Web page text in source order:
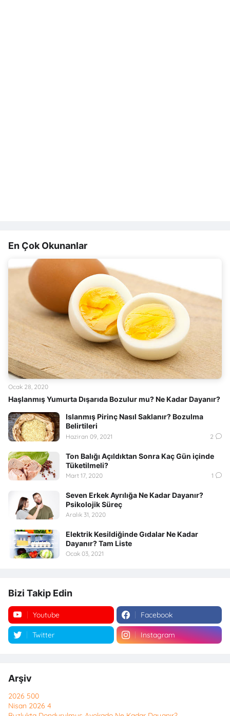
En Çok Okunanlar
Haşlanmış Yumurta Dışarıda Bozulur mu? Ne Kadar Dayanır?
Ocak 28, 2020
Islanmış Pirinç Nasıl Saklanır? Bozulma
Belirtileri
Haziran 09, 2021 2
Ton Balığı Açıldıktan Sonra Kaç Gün içinde
Tüketilmeli?
Mart 17, 2020 1
Seven Erkek Ayrılığa Ne Kadar Dayanır?
Psikolojik Süreç
Aralık 31, 2020
Elektrik Kesildiğinde Gıdalar Ne Kadar
Dayanır? Tam Liste
Ocak 03, 2021
Bizi Takip Edin
Youtube Facebook
Twitter Instagram
Arşiv
2026 500
Nisan 2026 4